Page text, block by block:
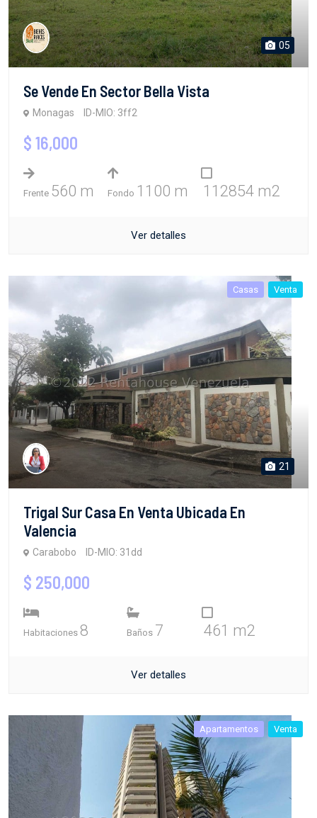
05
Se Vende En Sector Bella Vista
Monagas ID-MIO: 3ff2
$ 16,000
Frente 560 m Fondo 1100 m 112854 m2
Ver detalles
Casas Venta
21
Trigal Sur Casa En Venta Ubicada En
Valencia
Carabobo ID-MIO: 31dd
$ 250,000
Habitaciones 8 Baños 7 461 m2
Ver detalles
Apartamentos Venta